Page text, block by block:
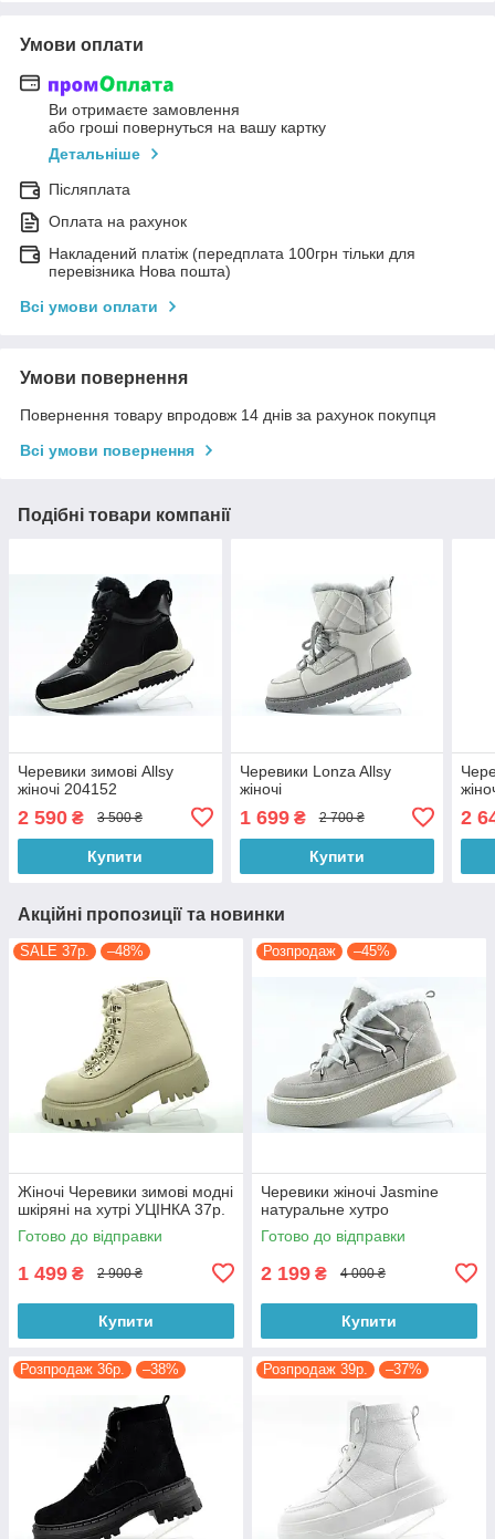
Умови оплати
Ви отримаєте замовлення
або гроші повернуться на вашу картку
Детальніше
Післяплата
Оплата на рахунок
Накладений платіж (передплата 100грн тільки для
перевізника Нова пошта)
Всі умови оплати
Умови повернення
Повернення товару впродовж 14 днів за рахунок покупця
Всі умови повернення
Подібні товари компанії
Черевики зимові Allsy
жіночі 204152
2 590 ₴ 3 500 ₴
Купити
Черевики Lonza Allsy
жіночі
1 699₴ 2 700 ₴
Купити
2
Акційні пропозиції та новинки
SALE 37р. –48%
Жіночі Черевики зимові модні
шкіряні на хутрі УЦІНКА 37р.
Готово до відправки
1 499 ₴ 2 900 ₴
Купити
Розпродаж –45%
Черевики жіночі Jasmine
натуральне хутро
Готово до відправки
2 199 ₴ 4 000 ₴
Купити
Розпродаж 36р. –38% Розпродаж 39р. –37%